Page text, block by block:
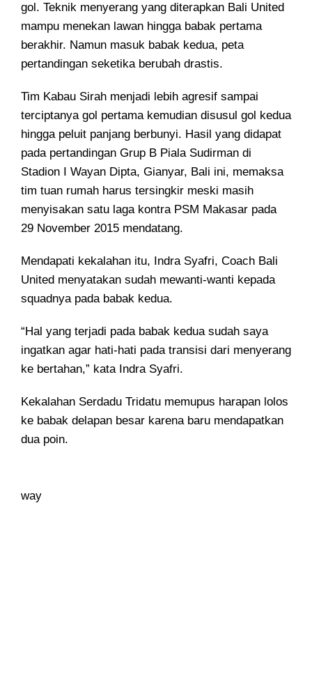
gol. Teknik menyerang yang diterapkan Bali United
mampu menekan lawan hingga babak pertama
berakhir. Namun masuk babak kedua, peta
pertandingan seketika berubah drastis.
Tim Kabau Sirah menjadi lebih agresif sampai
terciptanya gol pertama kemudian disusul gol kedua
hingga peluit panjang berbunyi. Hasil yang didapat
pada pertandingan Grup B Piala Sudirman di
Stadion I Wayan Dipta, Gianyar, Bali ini, memaksa
tim tuan rumah harus tersingkir meski masih
menyisakan satu laga kontra PSM Makasar pada
29 November 2015 mendatang.
Mendapati kekalahan itu, Indra Syafri, Coach Bali
United menyatakan sudah mewanti-wanti kepada
squadnya pada babak kedua.
“Hal yang terjadi pada babak kedua sudah saya
ingatkan agar hati-hati pada transisi dari menyerang
ke bertahan,” kata Indra Syafri.
Kekalahan Serdadu Tridatu memupus harapan lolos
ke babak delapan besar karena baru mendapatkan
dua poin.
way